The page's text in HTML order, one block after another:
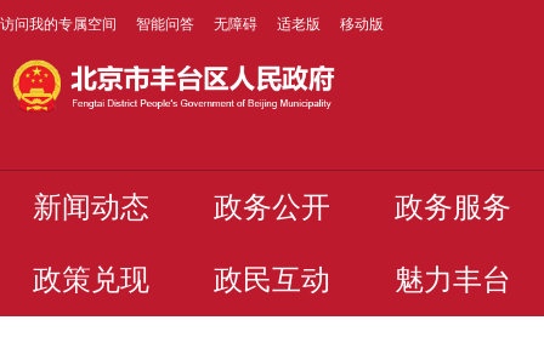
访问我的专属空间 智能问答 无障碍 适老版 移动版
新闻动态 政务公开 政务服务
政策兑现 政民互动 魅力丰台